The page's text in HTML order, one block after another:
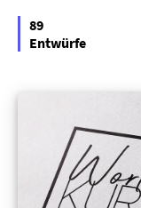
89
Entwürfe